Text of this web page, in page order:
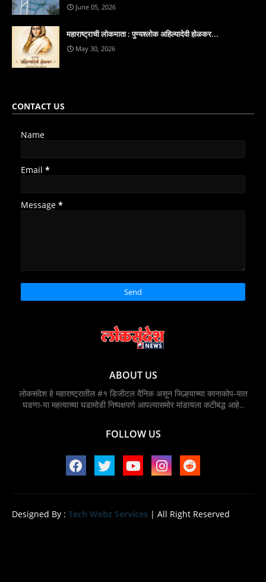
June 05, 2026
महाराष्ट्राची लोकमाता : पुण्यश्लोक अहिल्यादेवी होळकर...
May 30, 2026
CONTACT US
Name
Email *
Message *
ABOUT US
लोकसंदेश हे महाराष्ट्रातील #१ डिजीटल दैनिक असून जिल्हयाच्या कानाकोप-यात
घडणा-या महत्वाच्या घडामोडी निष्पक्षपणे आपल्यासमोर मांडायला कटीबद्ध आहे..
FOLLOW US
Designed By : Tech Webz Services | All Right Reserved